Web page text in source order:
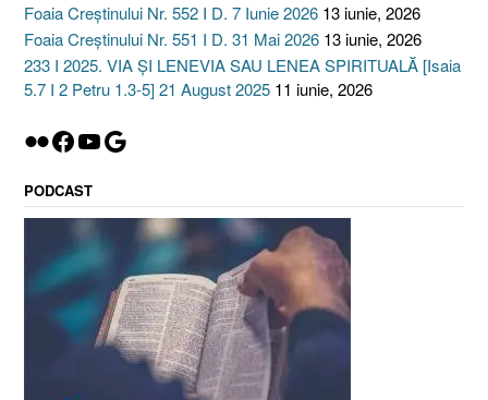
Foaia Creștinului Nr. 552 I D. 7 Iunie 2026 13 iunie, 2026
Foaia Creștinului Nr. 551 I D. 31 Mai 2026 13 iunie, 2026
233 I 2025. VIA ȘI LENEVIA SAU LENEA SPIRITUALĂ [Isaia
5.7 I 2 Petru 1.3-5] 21 August 2025 11 iunie, 2026
Flickr
Facebook
YouTube
Google
PODCAST